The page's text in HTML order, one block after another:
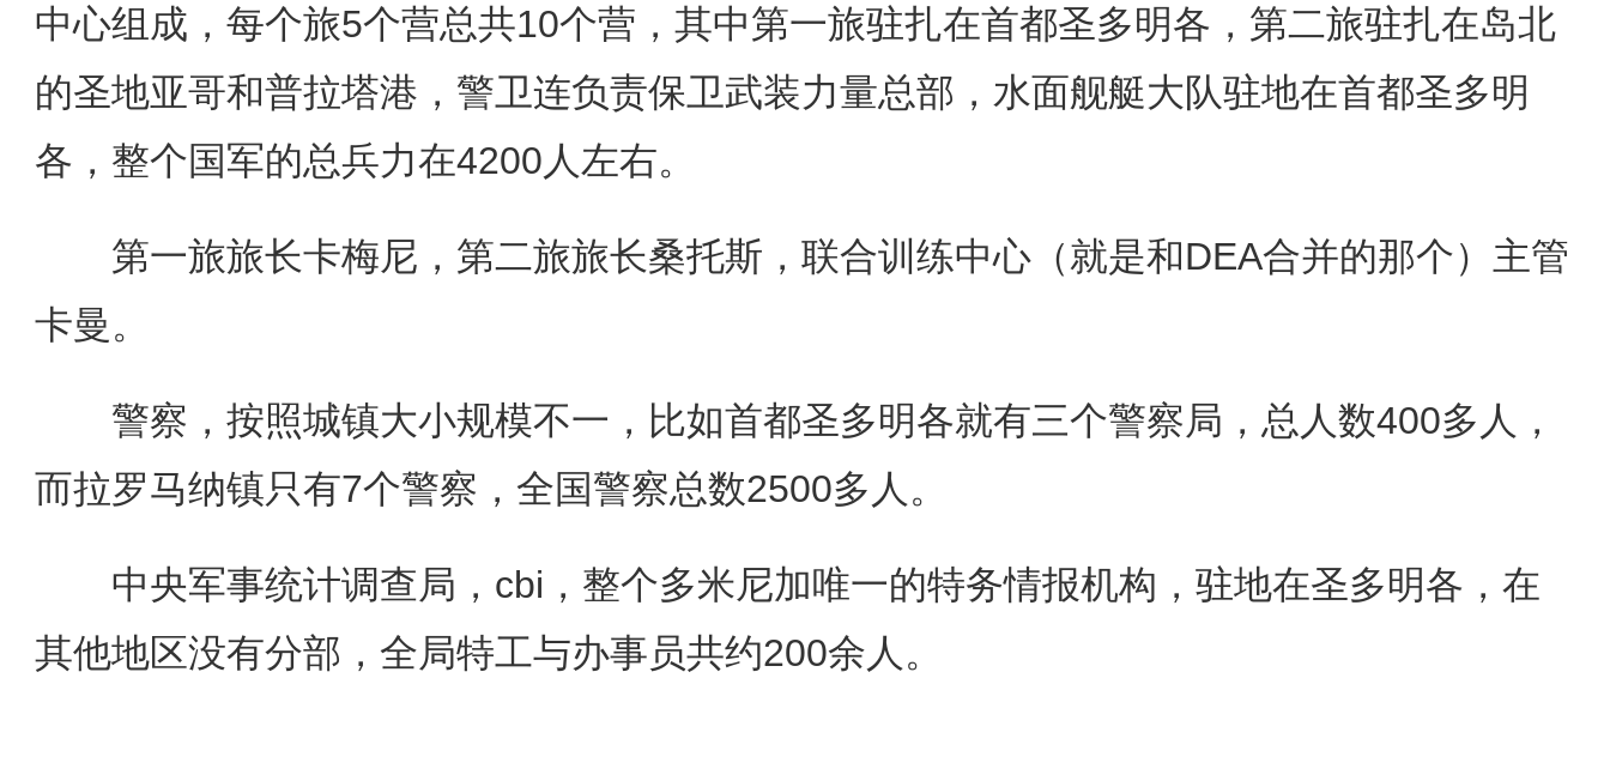
中心组成，每个旅5个营总共10个营，其中第一旅驻扎在首都圣多明各，第二旅驻扎在岛北
的圣地亚哥和普拉塔港，警卫连负责保卫武装力量总部，水面舰艇大队驻地在首都圣多明
各，整个国军的总兵力在4200人左右。
第一旅旅长卡梅尼，第二旅旅长桑托斯，联合训练中心（就是和DEA合并的那个）主管
卡曼。
警察，按照城镇大小规模不一，比如首都圣多明各就有三个警察局，总人数400多人，
而拉罗马纳镇只有7个警察，全国警察总数2500多人。
中央军事统计调查局，cbi，整个多米尼加唯一的特务情报机构，驻地在圣多明各，在
其他地区没有分部，全局特工与办事员共约200余人。